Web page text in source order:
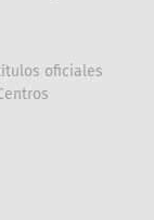
oficiales